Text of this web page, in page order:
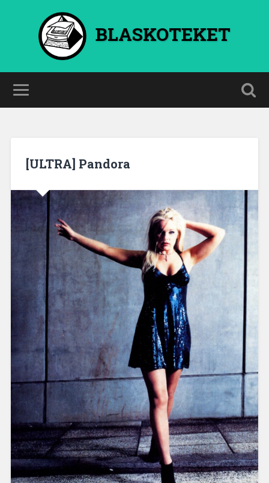
BLASKOTEKET
[ULTRA] Pandora